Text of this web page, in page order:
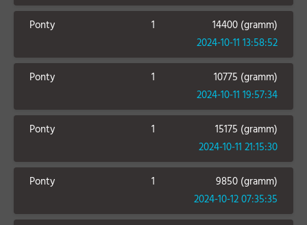
Ponty 1
14400 (gramm)
2024-10-11 13:58:52
Ponty 1
10775 (gramm)
2024-10-11 19:57:34
Ponty 1
15175 (gramm)
2024-10-11 21:15:30
Ponty 1
9850 (gramm)
2024-10-12 07:35:35